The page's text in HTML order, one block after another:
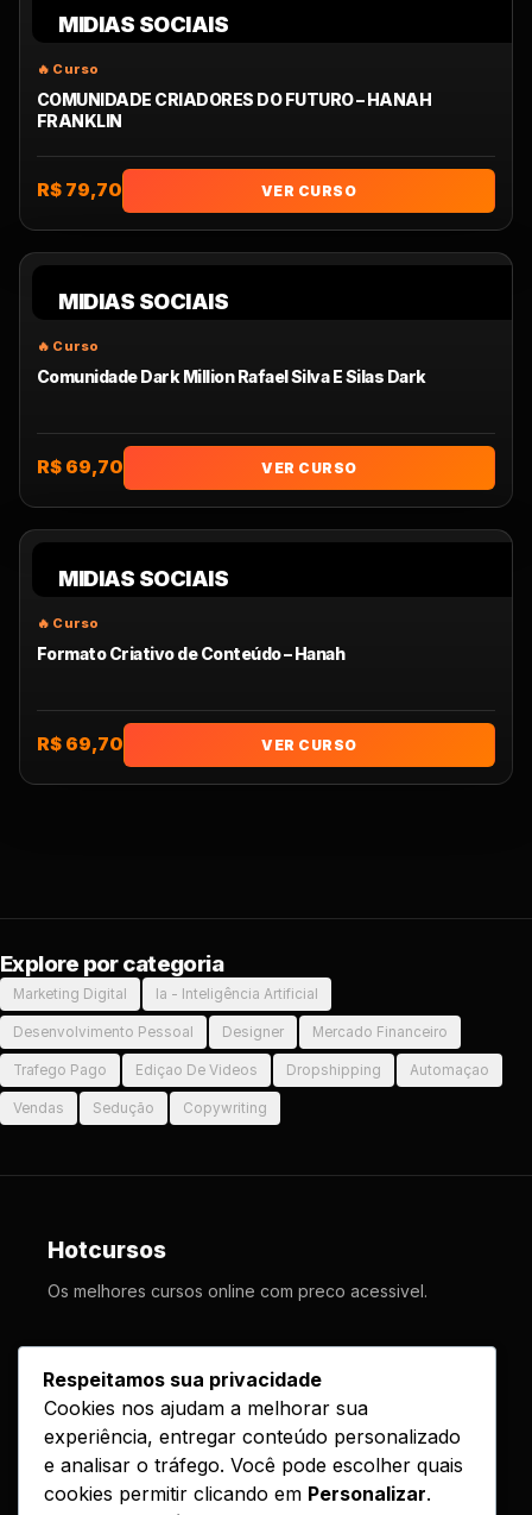
MIDIAS SOCIAIS
COMUNIDADE CRIADORES DO FUTURO – HANAH
FRANKLIN
R$ 79,70 VER CURSO
MIDIAS SOCIAIS
Comunidade Dark Million Rafael Silva E Silas Dark
R$ 69,70 VER CURSO
MIDIAS SOCIAIS
Formato Criativo de Conteúdo – Hanah
R$ 69,70 VER CURSO
Explore por categoria
Marketing Digital Ia - Inteligência Artificial
Desenvolvimento Pessoal Designer Mercado Financeiro
Trafego Pago Ediçao De Videos Dropshipping Automaçao
Vendas Sedução Copywriting
Hotcursos
Os melhores cursos online com preco acessivel.
Cursos
Como Funciona
Contato
Respeitamos sua privacidade
Cookies nos ajudam a melhorar sua
experiência, entregar conteúdo personalizado
e analisar o tráfego. Você pode escolher quais
cookies permitir clicando em Personalizar.